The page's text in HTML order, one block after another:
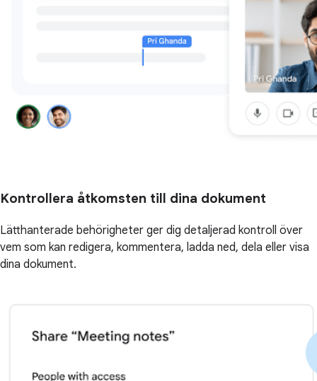
Kontrollera åtkomsten till dina dokument
Lätthanterade behörigheter ger dig detaljerad kontroll över
vem som kan redigera, kommentera, ladda ned, dela eller visa
dina dokument.